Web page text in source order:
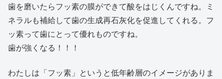
歯を磨いたらフッ素の膜ができて酸をはじくんですね。ミ
ネラルも補給して歯の生成再石灰化を促進してくれる。フ
ッ素って歯にとって優れものですね。
歯が強くなる！！！
わたしは「フッ素」というと低年齢層のイメージがありま